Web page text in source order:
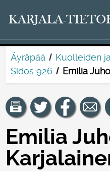
KARJALA-
Äyräpää
Kuolleiden
Sidos 926
Emilia
Emilia